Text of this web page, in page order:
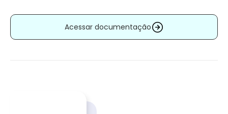
Acessar documentação